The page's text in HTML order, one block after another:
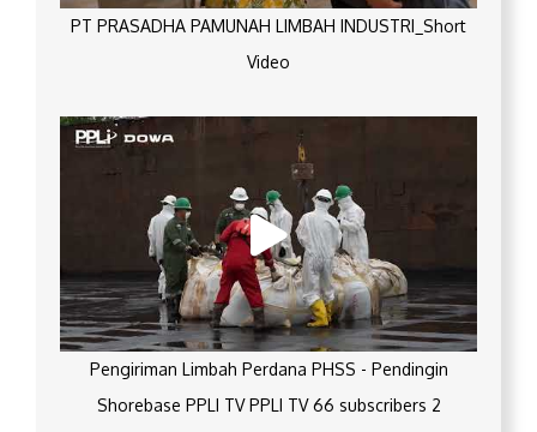
PT PRASADHA PAMUNAH LIMBAH INDUSTRI_Short
Video
Pengiriman Limbah Perdana PHSS - Pendingin
Shorebase PPLI TV PPLI TV 66 subscribers 2